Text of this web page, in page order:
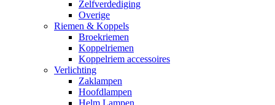
Zelfverdediging
Overige
Riemen & Koppels
Broekriemen
Koppelriemen
Koppelriem accessoires
Verlichting
Zaklampen
Hoofdlampen
Helm Lampen